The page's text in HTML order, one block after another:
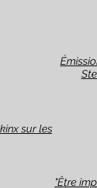
sur les
"Être